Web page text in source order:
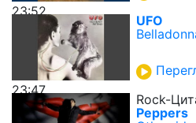
23:52
23:47
UFO
Rock-
Peppers